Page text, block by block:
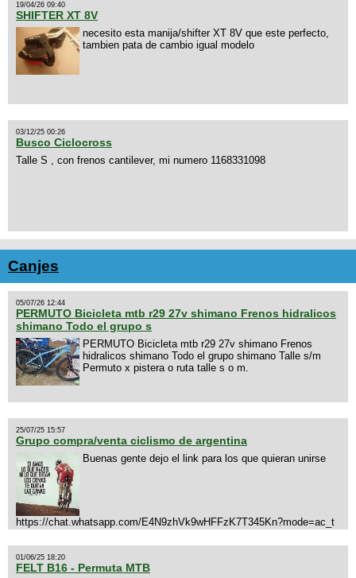
19/04/26 09:40
SHIFTER XT 8V
necesito esta manija/shifter XT 8V que este perfecto,
tambien pata de cambio igual modelo
03/12/25 00:26
Busco Ciclocross
Talle S , con frenos cantilever, mi numero 1168331098
Canjes
05/07/26 12:44
PERMUTO Bicicleta mtb r29 27v shimano Frenos hidralicos
shimano Todo el grupo s
PERMUTO Bicicleta mtb r29 27v shimano Frenos
hidralicos shimano Todo el grupo shimano Talle s/m
Permuto x pistera o ruta talle s o m.
25/07/25 15:57
Grupo compra/venta ciclismo de argentina
Buenas gente dejo el link para los que quieran unirse
https://chat.whatsapp.com/E4N9zhVk9wHFFzK7T345Kn?mode=ac_t
01/06/25 18:20
FELT B16 - Permuta MTB